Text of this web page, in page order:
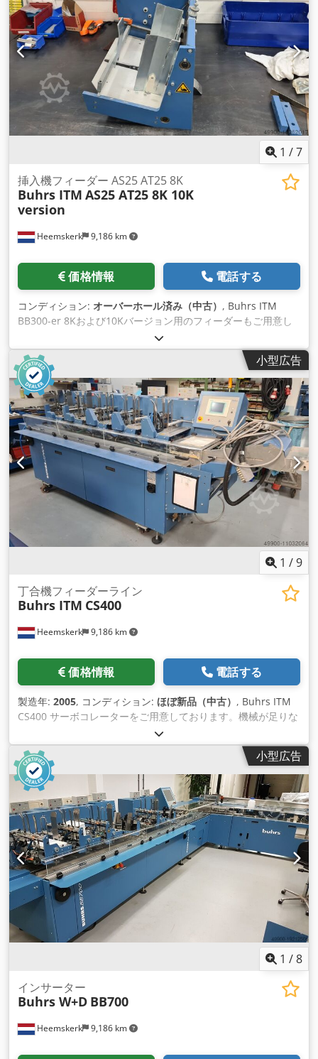
1 /7
Heemskerk 9,186 km
挿入機フィーダー AS25 AT25 8K
Buhrs ITM AS25 AT25 8K 10K
version
価格情報 電話する
コンディション: オーバーホール済み（中古） , Buhrs ITM
BB300-er 8Kおよび10Kバージョン用のフィーダーもご用意し
ています。 Cjdstuk Rbspfx Abroha AS25 スライドフィーダー
8K、10K用 AT25 回転フィーダー 8K、10K用 お客様のニーズ
をお聞かせください。お客様に最適なソリューションがきっと
見つかります！
小型広告
1 /9
Heemskerk 9,186 km
丁合機フィーダーライン
Buhrs ITM CS400
価格情報 電話する
製造年: 2005, コンディション: ほぼ新品（中古） , Buhrs ITM
CS400 サーボコレーターをご用意しております。機械が足りな
い？このラインではフィーダーを6つ追加できます！ 製造年は
2005年で、あまり使用されていません。しかし、弊社ではこの
丁合機にフィーダーを取り付けることができます。ロータリー
フィ ーダーとフリクションフィーダーがあります。
Chedpomuzuasfx Abrsa
小型広告
1 /8
Heemskerk 9,186 km
インサーター
Buhrs W+D BB700